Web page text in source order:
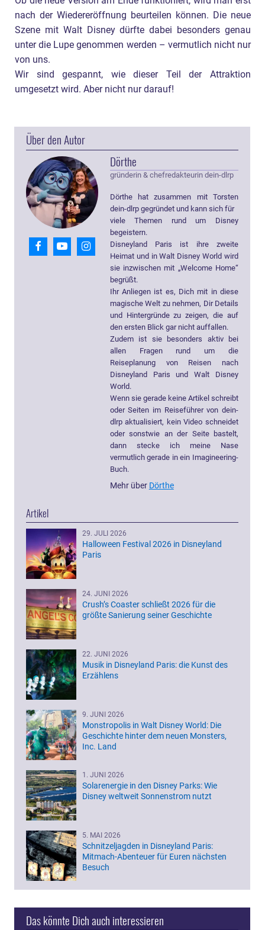
nach der Wiedereröffnung beurteilen können. Die neue
Szene mit Walt Disney dürfte dabei besonders genau
unter die Lupe genommen werden – vermutlich nicht nur
von uns.
Wir sind gespannt, wie dieser Teil der Attraktion
umgesetzt wird. Aber nicht nur darauf!
Über den Autor
Dörthe
gründerin & chefredakteurin dein-dlrp
Dörthe hat zusammen mit Torsten
dein-dlrp gegründet und kann sich für
viele Themen rund um Disney
begeistern.
Disneyland Paris ist ihre zweite
Heimat und in Walt Disney World wird
sie inzwischen mit „Welcome Home“
begrüßt.
Ihr Anliegen ist es, Dich mit in diese
magische Welt zu nehmen, Dir Details
und Hintergründe zu zeigen, die auf
den ersten Blick gar nicht auffallen.
Zudem ist sie besonders aktiv bei
allen Fragen rund um die
Reiseplanung von Reisen nach
Disneyland Paris und Walt Disney
World.
Wenn sie gerade keine Artikel schreibt
oder Seiten im Reiseführer von dein-
dlrp aktualisiert, kein Video schneidet
oder sonstwie an der Seite bastelt,
dann stecke ich meine Nase
vermutlich gerade in ein Imagineering-
Buch.
Mehr über Dörthe
Artikel
29. JULI 2026
Halloween Festival 2026 in Disneyland
Paris
24. JUNI 2026
Crush’s Coaster schließt 2026 für die
größte Sanierung seiner Geschichte
22. JUNI 2026
Musik in Disneyland Paris: die Kunst des
Erzählens
9. JUNI 2026
Monstropolis in Walt Disney World: Die
Geschichte hinter dem neuen Monsters,
Inc. Land
1. JUNI 2026
Solarenergie in den Disney Parks: Wie
Disney weltweit Sonnenstrom nutzt
5. MAI 2026
Schnitzeljagden in Disneyland Paris:
Mitmach-Abenteuer für Euren nächsten
Besuch
Das könnte Dich auch interessieren